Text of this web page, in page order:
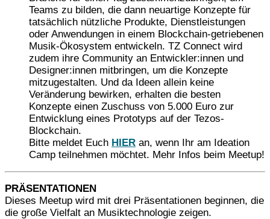
Teams zu bilden, die dann neuartige Konzepte für
tatsächlich nützliche Produkte, Dienstleistungen
oder Anwendungen in einem Blockchain-getriebenen
Musik-Ökosystem entwickeln. TZ Connect wird
zudem ihre Community an Entwickler:innen und
Designer:innen mitbringen, um die Konzepte
mitzugestalten. Und da Ideen allein keine
Veränderung bewirken, erhalten die besten
Konzepte einen Zuschuss von 5.000 Euro zur
Entwicklung eines Prototyps auf der Tezos-
Blockchain.
Bitte meldet Euch HIER an, wenn Ihr am Ideation
Camp teilnehmen möchtet. Mehr Infos beim Meetup!
PRÄSENTATIONEN
Dieses Meetup wird mit drei Präsentationen beginnen, die
die große Vielfalt an Musiktechnologie zeigen.